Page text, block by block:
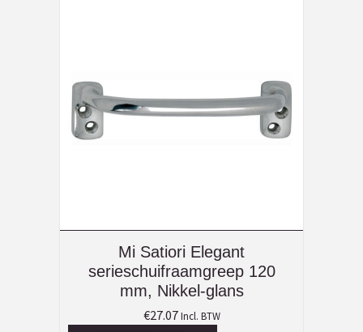
Mi Satiori Elegant
serieschuifraamgreep 120
mm, Nikkel-glans
€27.07 Incl. BTW